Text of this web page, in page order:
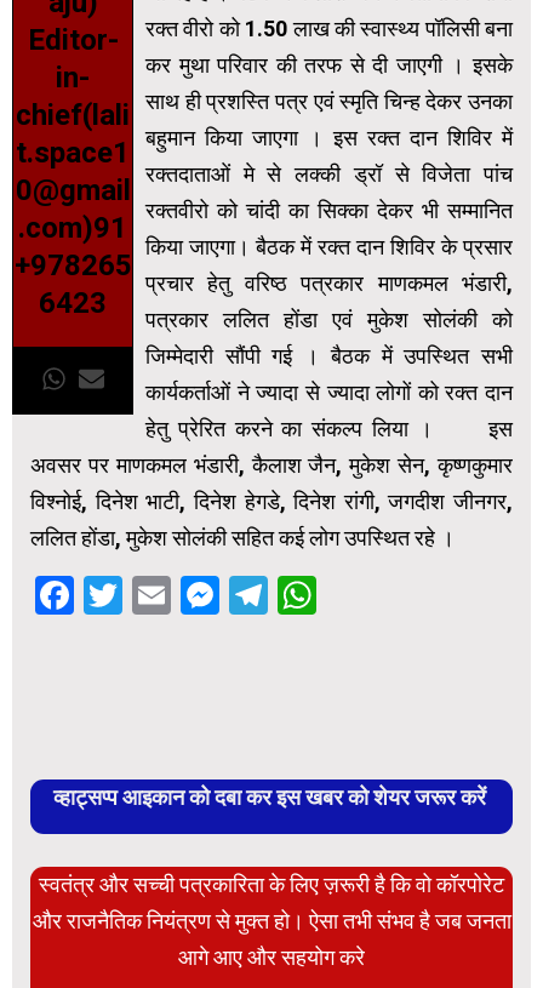
Editor-
in-
chief(lali
t.space1
0@gmail
.com)91
+978265
6423
रक्त वीरो को 1.50 लाख की स्वास्थ्य पॉलिसी बना
कर मुथा परिवार की तरफ से दी जाएगी । इसके
साथ ही प्रशस्ति पत्र एवं स्मृति चिन्ह देकर उनका
बहुमान किया जाएगा । इस रक्त दान शिविर में
रक्तदाताओं मे से लक्की ड्रॉ से विजेता पांच
रक्तवीरो को चांदी का सिक्का देकर भी सम्मानित
किया जाएगा। बैठक में रक्त दान शिविर के प्रसार
प्रचार हेतु वरिष्ठ पत्रकार माणकमल भंडारी,
पत्रकार ललित होंडा एवं मुकेश सोलंकी को
जिम्मेदारी सौंपी गई । बैठक में उपस्थित सभी
कार्यकर्ताओं ने ज्यादा से ज्यादा लोगों को रक्त दान
हेतु प्रेरित करने का संकल्प लिया । इस
अवसर पर माणकमल भंडारी, कैलाश जैन, मुकेश सेन, कृष्णकुमार
विश्नोई, दिनेश भाटी, दिनेश हेगडे, दिनेश रांगी, जगदीश जीनगर,
ललित होंडा, मुकेश सोलंकी सहित कई लोग उपस्थित रहे ।
Facebook
Twitter
EmailMessenger
Telegram
व्हाट्सप्प आइकान को दबा कर इस खबर को शेयर जरूर करें
स्वतंत्र और सच्ची पत्रकारिता के लिए ज़रूरी है कि वो कॉरपोरेट
और राजनैतिक नियंत्रण से मुक्त हो। ऐसा तभी संभव है जब जनता
आगे आए और सहयोग करे